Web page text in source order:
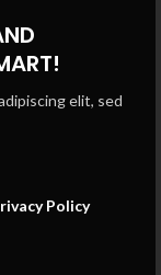
elit, sed
Policy